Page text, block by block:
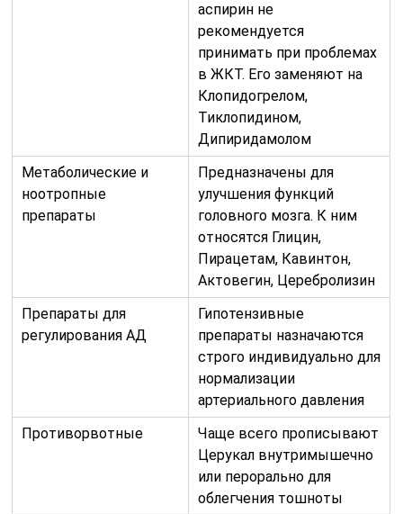
аспирин не
рекомендуется
принимать при проблемах
в ЖКТ. Его заменяют на
Клопидогрелом,
Тиклопидином,
Дипиридамолом
Метаболические и
ноотропные
препараты
Предназначены для
улучшения функций
головного мозга. К ним
относятся Глицин,
Пирацетам, Кавинтон,
Актовегин, Церебролизин
Препараты для
регулирования АД
Гипотензивные
препараты назначаются
строго индивидуально для
нормализации
артериального давления
Противорвотные
Чаще всего прописывают
Церукал внутримышечно
или перорально для
облегчения тошноты